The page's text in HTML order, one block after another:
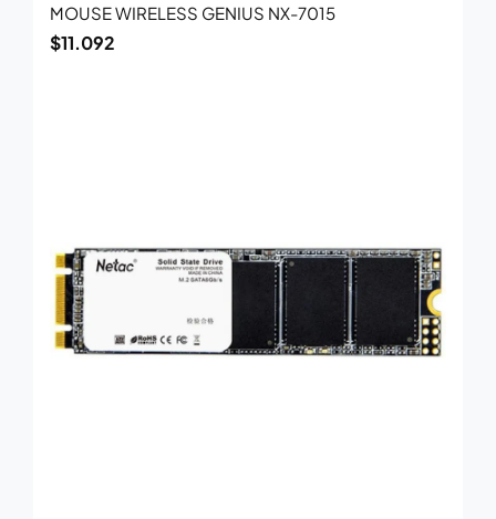
MOUSE WIRELESS GENIUS NX-7015
$11.092